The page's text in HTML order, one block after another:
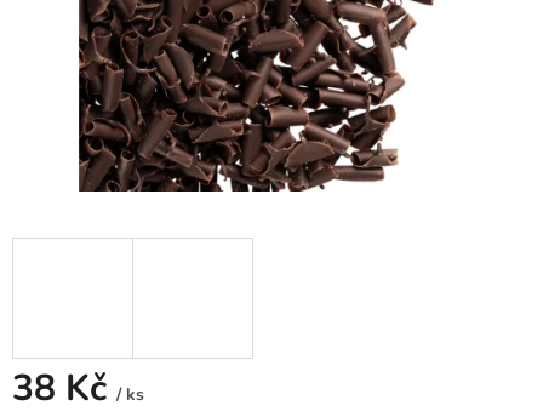
38 Kč / ks